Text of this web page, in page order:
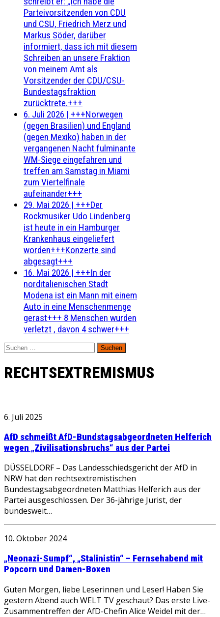
Parteivorsitzenden von CDU
und CSU, Friedrich Merz und
Markus Söder, darüber
informiert, dass ich mit diesem
Schreiben an unsere Fraktion
von meinem Amt als
Vorsitzender der CDU/CSU-
Bundestagsfraktion
zurücktrete.+++
6. Juli 2026 | +++Norwegen
(gegen Brasilien) und England
(gegen Mexiko) haben in der
vergangenen Nacht fulminante
WM-Siege eingefahren und
treffen am Samstag in Miami
zum Viertelfinale
aufeinander+++
29. Mai 2026 | +++Der
Rockmusiker Udo Lindenberg
ist heute in ein Hamburger
Krankenhaus eingeliefert
worden+++Konzerte sind
abgesagt+++
16. Mai 2026 | +++In der
norditalienischen Stadt
Modena ist ein Mann mit einem
Auto in eine Menschenmenge
gerast+++ 8 Menschen wurden
verletzt , davon 4 schwer+++
Suchen
nach:
RECHTSEXTREMISMUS
6. Juli 2025
AfD schmeißt AfD-Bundstagsabgeordneten Helferich
wegen „Zivilisationsbruchs“ aus der Partei
DÜSSELDORF – Das Landesschiedsgericht der AfD in
NRW hat den rechtsextremistischen
Bundestagsabgeordneten Matthias Helferich aus der
Partei ausgeschlossen. Der 36-jährige Jurist, der
bundesweit…
10. Oktober 2024
„Neonazi-Sumpf“, „Stalinistin“ – Fernsehabend mit
Popcorn und Damen-Boxen
Guten Morgen, liebe Leserinnen und Leser! Haben Sie
gestern Abend auch WELT TV geschaut? Das erste Live-
Zusammentreffen der AfD-Chefin Alice Weidel mit der…